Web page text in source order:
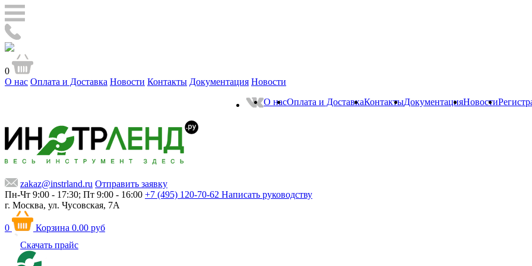
0
О нас Оплата и Доставка Новости Контакты Документация Новости
О насОплата и ДоставкаКонтактыДокументацияНовости
zakaz@instrland.ru Отправить заявку
Пн-Чт 9:00 - 17:30; Пт 9:00 - 16:00 +7 (495) 120-70-62 Написать руководству
г. Москва, ул. Чусовская, 7А
0 Корзина 0.00 руб
Скачать прайс